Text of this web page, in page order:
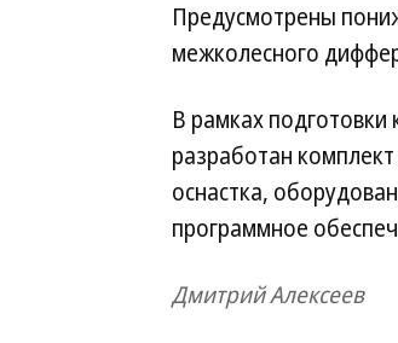
Предусмотрены
межколесного
В рамках подготовки
разработан
оснастка,
программное
Дмитрий Алексеев